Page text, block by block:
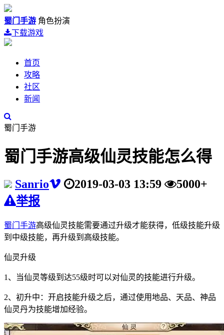
蜀门手游 角色扮演
下载游戏
首页
攻略
社区
新闻
蜀门手游
蜀门手游高级仙灵技能怎么得
Sanrio 2019-03-03 13:59
5000+
举报
蜀门手游高级仙灵技能需要通过升级才能获得，低级技能升级
到中级技能，再升级到高级技能。
仙灵升级
1、当仙灵等级到达55级时可以对仙灵的技能进行升级。
2、初升中：开启技能升级之后，通过使用地品、天品、神品
仙灵丹为技能增加经验。